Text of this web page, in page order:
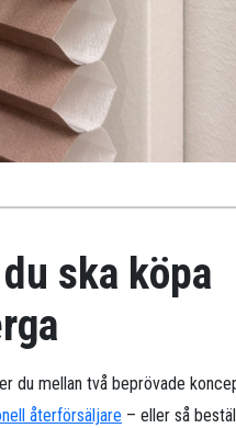
ska köpa
du mellan två beprövade
återförsäljare – eller så